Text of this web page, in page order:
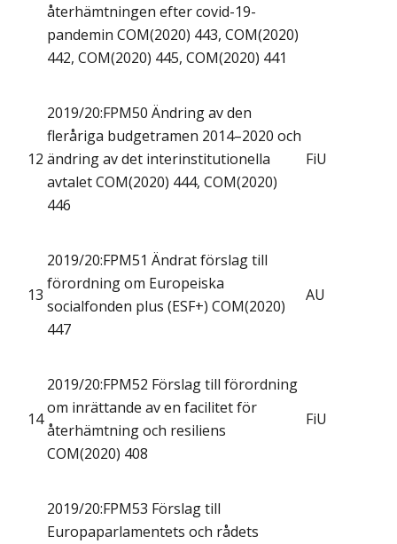
återhämtningen efter covid-19-
pandemin COM(2020) 443, COM(2020)
442, COM(2020) 445, COM(2020) 441
12
2019/20:FPM50 Ändring av den
fleråriga budgetramen 2014–2020 och
ändring av det interinstitutionella
avtalet COM(2020) 444, COM(2020)
446
FiU
13
2019/20:FPM51 Ändrat förslag till
förordning om Europeiska
socialfonden plus (ESF+) COM(2020)
447
AU
14
2019/20:FPM52 Förslag till förordning
om inrättande av en facilitet för
återhämtning och resiliens
COM(2020) 408
FiU
2019/20:FPM53 Förslag till
Europaparlamentets och rådets